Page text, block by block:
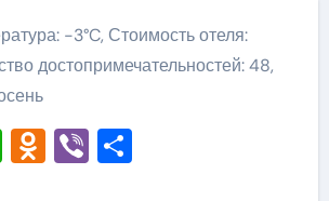
-3°C, Стоимость отеля:
достопримечательностей: 48,
WhatsApp
Odnoklassniki
ViberОтправить